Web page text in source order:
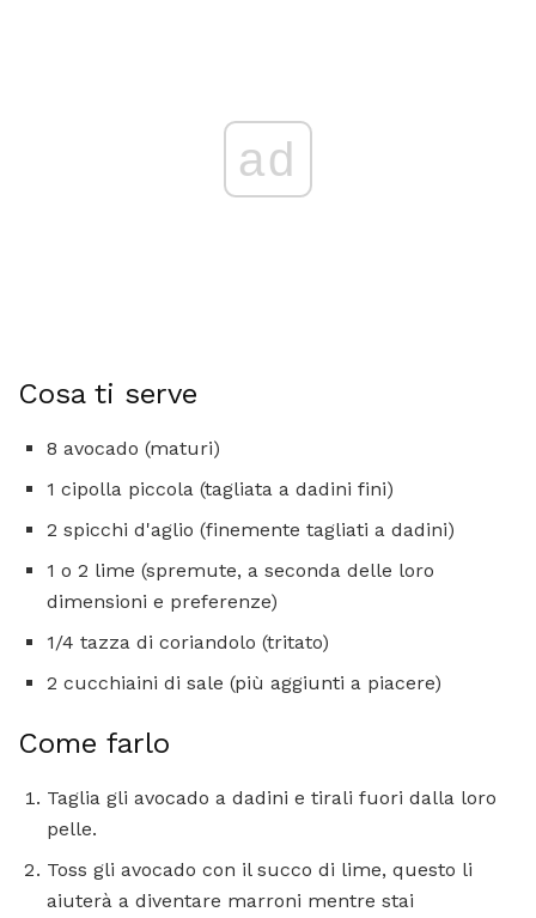
ad
Cosa ti serve
8 avocado (maturi)
1 cipolla piccola (tagliata a dadini fini)
2 spicchi d'aglio (finemente tagliati a dadini)
1 o 2 lime (spremute, a seconda delle loro
dimensioni e preferenze)
1/4 tazza di coriandolo (tritato)
2 cucchiaini di sale (più aggiunti a piacere)
Come farlo
Taglia gli avocado a dadini e tirali fuori dalla loro
pelle.
Toss gli avocado con il succo di lime, questo li
aiuterà a diventare marroni mentre stai